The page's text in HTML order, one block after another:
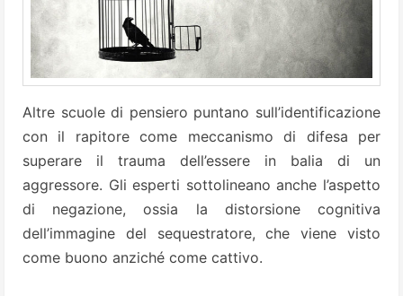
Altre scuole di pensiero puntano sull’identificazione
con il rapitore come meccanismo di difesa per
superare il trauma dell’essere in balia di un
aggressore. Gli esperti sottolineano anche l’aspetto
di negazione, ossia la distorsione cognitiva
dell’immagine del sequestratore, che viene visto
come buono anziché come cattivo.